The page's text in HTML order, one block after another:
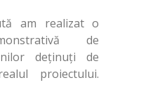
am realizat o
de
deținuți de
proiectului.